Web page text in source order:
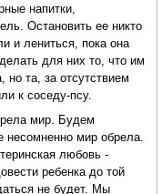
напитки,
Остановить ее никто
и лениться, пока она
для них то, что им
та, за отсутствием
к соседу-псу.
мир. Будем
несомненно мир обрела.
любовь -
ребенка до той
не будет. Мы